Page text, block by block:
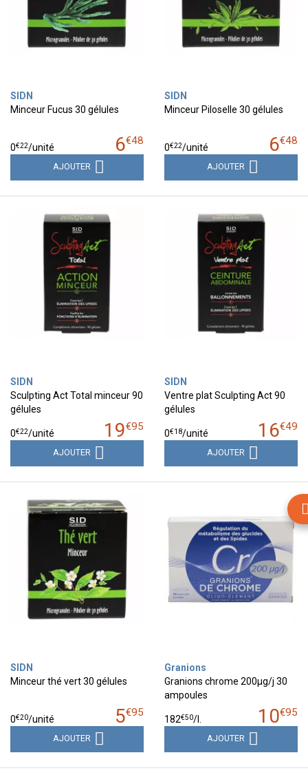
SIDN
Minceur Fucus 30 gélules
6€48
0€22/unité
AJOUTER
SIDN
Minceur Piloselle 30 gélules
6€48
0€22/unité
AJOUTER
SIDN
Sculpting Act Total minceur 90
gélules
19€95
0€22/unité
AJOUTER
SIDN
Ventre plat Sculpting Act 90
gélules
16€49
0€18/unité
AJOUTER
SIDN
Minceur thé vert 30 gélules
5€95
0€20/unité
AJOUTER
Granions
Granions chrome 200µg/j 30
ampoules
10€95
182€50/l.
AJOUTER